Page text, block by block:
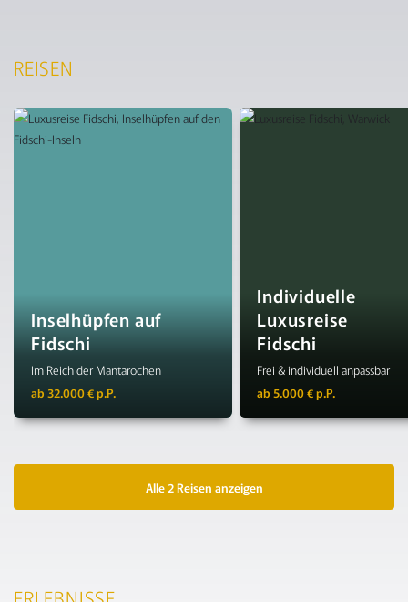
REISEN
Inselhüpfen auf
Fidschi
Im Reich der Mantarochen
ab 32.000 € p.P.
Individuelle
Luxusreise
Fidschi
Frei & individuell anpassbar
ab 5.000 € p.P.
Alle 2 Reisen anzeigen